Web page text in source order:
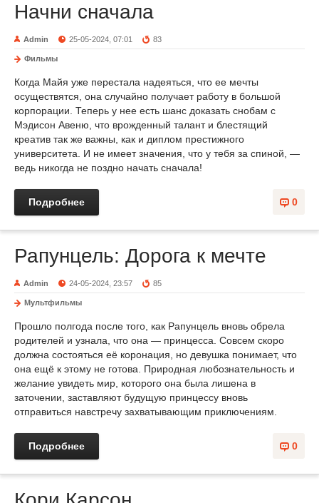
Начни сначала
Admin 25-05-2024, 07:01 83
Фильмы
Когда Майя уже перестала надеяться, что ее мечты
осуществятся, она случайно получает работу в большой
корпорации. Теперь у нее есть шанс доказать снобам с
Мэдисон Авеню, что врожденный талант и блестящий
креатив так же важны, как и диплом престижного
университета. И не имеет значения, что у тебя за спиной, —
ведь никогда не поздно начать сначала!
0
Подробнее
Рапунцель: Дорога к мечте
Admin 24-05-2024, 23:57 85
Мультфильмы
Прошло полгода после того, как Рапунцель вновь обрела
родителей и узнала, что она — принцесса. Совсем скоро
должна состояться её коронация, но девушка понимает, что
она ещё к этому не готова. Природная любознательность и
желание увидеть мир, которого она была лишена в
заточении, заставляют будущую принцессу вновь
отправиться навстречу захватывающим приключениям.
0
Подробнее